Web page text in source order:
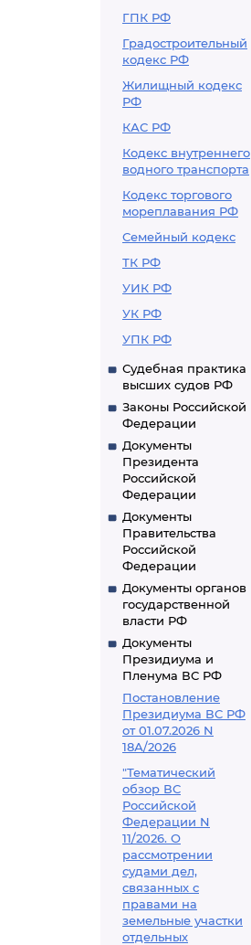
ГПК РФ
Градостроительный
кодекс РФ
Жилищный кодекс
РФ
КАС РФ
Кодекс внутреннего
водного транспорта
Кодекс торгового
мореплавания РФ
Семейный кодекс
ТК РФ
УИК РФ
УК РФ
УПК РФ
Судебная практика
высших судов РФ
Законы Российской
Федерации
Документы
Президента
Российской
Федерации
Документы
Правительства
Российской
Федерации
Документы органов
государственной
власти РФ
Документы
Президиума и
Пленума ВС РФ
Постановление
Президиума ВС РФ
от 01.07.2026 N
18А/2026
"Тематический
обзор ВС
Российской
Федерации N
11/2026. О
рассмотрении
судами дел,
связанных с
правами на
земельные участки
отдельных